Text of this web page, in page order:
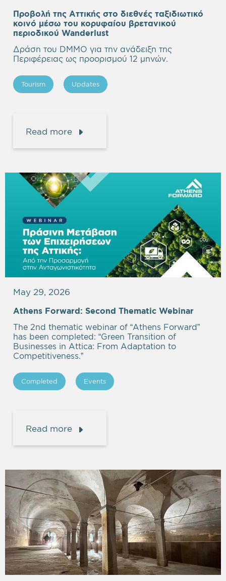
Προβολή της Αττικής στο διεθνές ταξιδιωτικό
κοινό μέσω του κορυφαίου βρετανικού
περιοδικού Wanderlust
Δράση του DMMO για την ανάδειξη της
Περιφέρειας ως προορισμού 12 μηνών.
Tourism Updates
Read more
May 29, 2026
Athens Forward: Second Thematic Webinar
The 2nd thematic webinar of “Athens Forward”
has been completed: “Green Transition of
Businesses in Attica: From Adaptation to
Competitiveness.”
Completed Events
Read more